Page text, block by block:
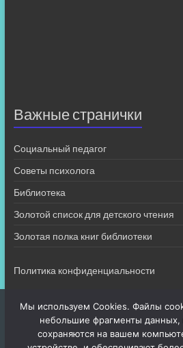
Важные странички
Социальный педагог
Советы психолога
Библиотека
Золотой список для детского чтения
Золотая полка книг библиотеки
Политика конфиденциальности
Мы используем Cookies. Файлы
небольшие фрагменты
сохраняются на вашем